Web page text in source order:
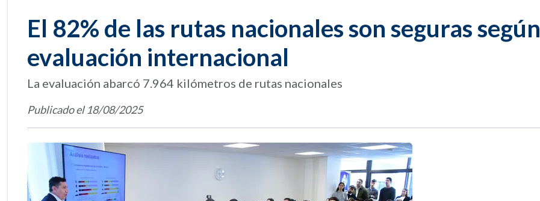
El 82% de las rutas nacionales son seguras según
evaluación internacional
La evaluación abarcó 7.964 kilómetros de rutas nacionales
Publicado el 18/08/2025